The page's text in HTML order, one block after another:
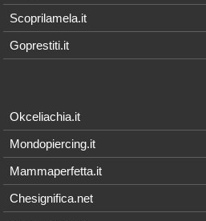
Scoprilamela.it
Goprestiti.it
Okceliachia.it
Mondopiercing.it
Mammaperfetta.it
Chesignifica.net